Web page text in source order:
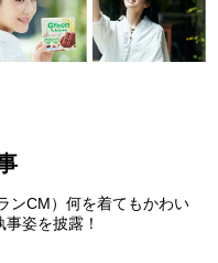
ンCM）何を着てもかわい
姿を披露！